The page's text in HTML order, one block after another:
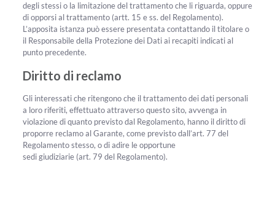
degli stessi o la limitazione del trattamento che li riguarda, oppure
di opporsi al trattamento (artt. 15 e ss. del Regolamento).
L’apposita istanza può essere presentata contattando il titolare o
il Responsabile della Protezione dei Dati ai recapiti indicati al
punto precedente.
Diritto di reclamo
Gli interessati che ritengono che il trattamento dei dati personali
a loro riferiti, effettuato attraverso questo sito, avvenga in
violazione di quanto previsto dal Regolamento, hanno il diritto di
proporre reclamo al Garante, come previsto dall’art. 77 del
Regolamento stesso, o di adire le opportune
sedi giudiziarie (art. 79 del Regolamento).